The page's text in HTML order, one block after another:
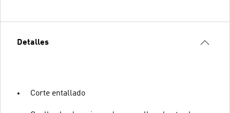
Detalles
Corte entallado